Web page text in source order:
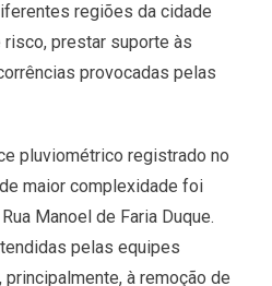
regiões da cidade
risco, prestar suporte às
provocadas pelas
pluviométrico registrado no
maior complexidade foi
Manoel de Faria Duque.
pelas equipes
à remoção de